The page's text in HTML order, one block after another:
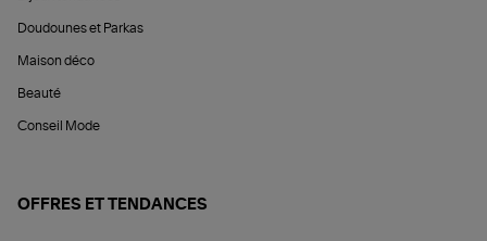
Doudounes et Parkas
Maison déco
Beauté
Conseil Mode
OFFRES ET TENDANCES